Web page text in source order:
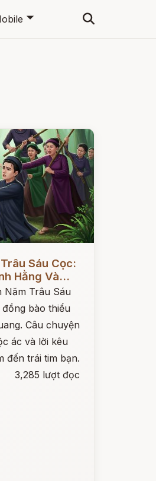
🞃
Sáu Cọc:
Hằng Và...
Năm Trâu Sáu
bào thiểu
Câu chuyện
ác và lời kêu
đến trái tim bạn.
3,285 lượt đọc